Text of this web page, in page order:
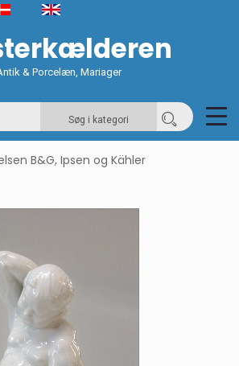
& Porcelæn, Mariager
Søg i kategori
B&G, Ipsen og Kähler